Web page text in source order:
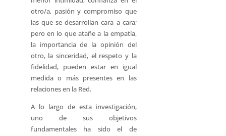
otro/a, pasión y compromiso que
las que se desarrollan cara a cara;
pero en lo que atañe a la empatía,
la importancia de la opinión del
otro, la sinceridad, el respeto y la
fidelidad, pueden estar en igual
medida o más presentes en las
relaciones en la Red.
A lo largo de esta investigación,
uno de sus objetivos
fundamentales ha sido el de